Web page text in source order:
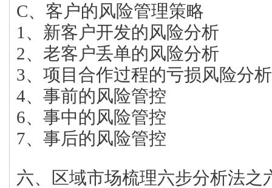
C、客户的风险管理策略
1、新客户开发的风险分析
2、老客户丢单的风险分析
3、项目合作过程的亏损风险分析
4、事前的风险管控
6、事中的风险管控
7、事后的风险管控
六、区域市场梳理六步分析法之